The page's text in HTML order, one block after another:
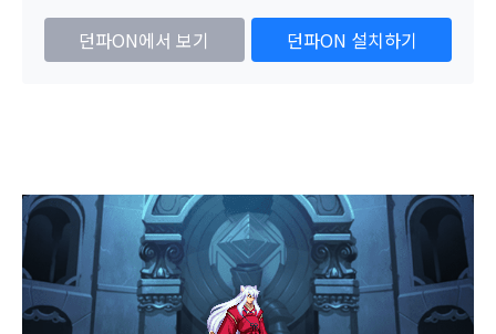
던파ON에서 보기 던파ON 설치하기